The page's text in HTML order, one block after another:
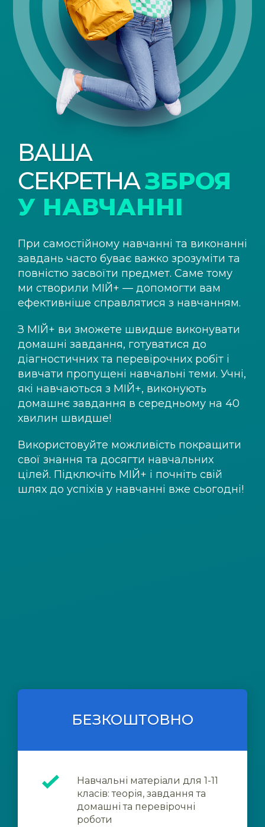
ВАША
СЕКРЕТНАЗБРОЯ
У НАВЧАННІ
При самостійному навчанні та виконанні
завдань часто буває важко зрозуміти та
повністю засвоїти предмет. Саме тому
ми створили МІЙ+ — допомогти вам
ефективніше справлятися з навчанням.
З МІЙ+ ви зможете швидше виконувати
домашні завдання, готуватися до
діагностичних та перевірочних робіт і
вивчати пропущені навчальні теми. Учні,
які навчаються з МІЙ+, виконують
домашнє завдання в середньому на 40
хвилин швидше!
Використовуйте можливість покращити
свої знання та досягти навчальних
цілей. Підключіть МІЙ+ і почніть свій
шлях до успіхів у навчанні вже сьогодні!
БЕЗКОШТОВНО
Навчальні матеріали для 1-11
класів: теорія, завдання та
домашні та перевірочні
роботи